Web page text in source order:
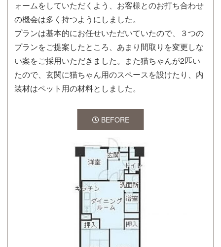
ォームをしていただくよう、お客様とのお打ち合わせ
の機会は多く持つようにしました。
プランは基本的にお任せいただいていたので、３つの
プランをご提案したところ、あまり間取りを変更しな
い案をご採用いただきました。また猫ちゃんが2匹い
たので、玄関に猫ちゃん用のスペースを設けたり、内
装材はペット用の材料としました。
BEFORE